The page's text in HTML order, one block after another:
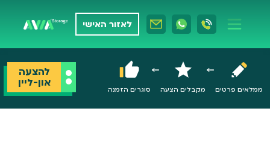
לאזור האישי
ממלאים פרטים מקבלים הצעה סוגרים הזמנה
להצעה
און-ליין